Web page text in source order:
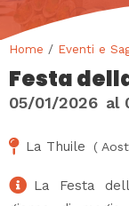
Home / Eventi e
Festa
05/01/2026 al
La Thuile (
La Festa